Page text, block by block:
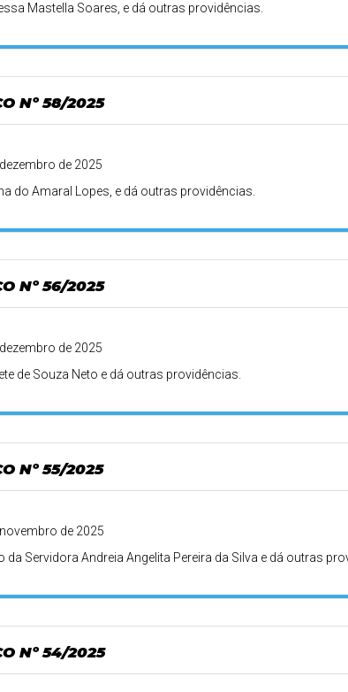
Mastella Soares, e dá outras providências.
Nº 58/2025
de 2025
do Amaral Lopes, e dá outras providências.
Nº 56/2025
de 2025
de Souza Neto e dá outras providências.
Nº 55/2025
de 2025
Servidora Andreia Angelita Pereira da Silva e dá outras
Nº 54/2025